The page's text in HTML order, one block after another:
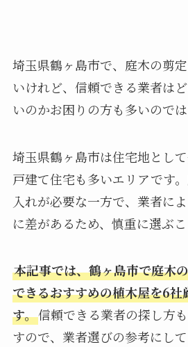
埼玉県鶴ヶ島市で、庭木の剪
いけれど、信頼できる業者は
いのかお困りの方も多いのでは
埼玉県鶴ヶ島市は住宅地とし
戸建て住宅も多いエリアです
入れが必要な一方で、業者に
に差があるため、慎重に選ぶこ
本記事では、鶴ヶ島市で庭木
できるおすすめの植木屋を6社
す。信頼できる業者の探し方
すので、業者選びの参考にして